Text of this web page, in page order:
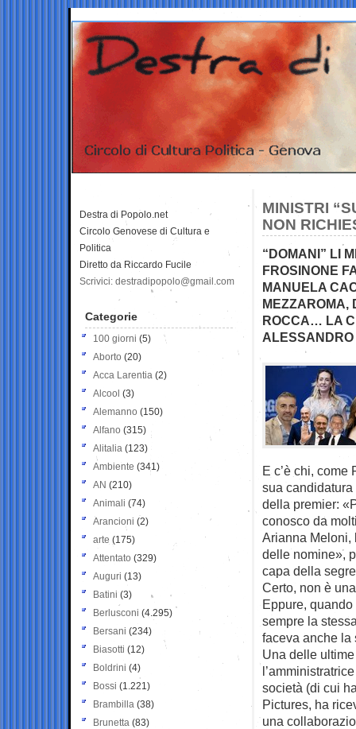
MINISTRI
NON
“DOMANI” LI
FROSINONE
MANUELA
MEZZAROMA,
ROCCA… LA
E c’è chi,
sua
della premier:
conosco da
Arianna Meloni,
delle nomine»,
capa della
Certo, non è
Eppure,
sempre la
faceva anche la
Una delle
società (di cui
Pictures, ha
una
Destra di Popolo.net
Circolo Genovese di Cultura e
Politica
Diretto da Riccardo Fucile
Scrivici: destradipopolo@gmail.com
Categorie
100 giorni (5)
Aborto (20)
Acca Larentia (2)
Alcool (3)
Alemanno (150)
Alfano (315)
Alitalia (123)
Ambiente (341)
AN (210)
Animali (74)
Arancioni (2)
arte (175)
Attentato (329)
Auguri (13)
Batini (3)
Berlusconi (4.295)
Bersani (234)
Biasotti (12)
Boldrini (4)
Bossi (1.221)
Brambilla (38)
Brunetta (83)